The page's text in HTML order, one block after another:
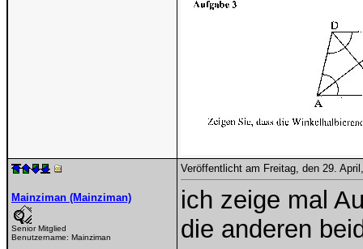
Mainziman (Mainziman)
Senior Mitglied
Benutzername: Mainziman
Veröffentlicht am Freitag, den 29.
ich zeige mal
die anderen